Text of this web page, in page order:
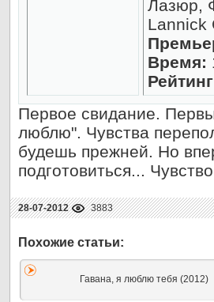
Лазюр,
Lannick
Время:
Первое свидание.
люблю". Чувства
будешь прежней. Но
подготовиться...
28-07-2012 3883
Гавана, я люблю тебя (2012)